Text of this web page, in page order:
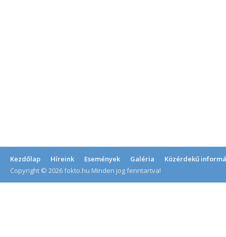
Kezdőlap Híreink Események Galéria
Közérdekű
Copyright © 2026 fokto.hu Minden jog fenntartva!